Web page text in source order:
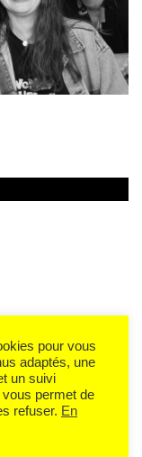
pour vous
adaptés, une
un suivi
vous permet de
refuser. En